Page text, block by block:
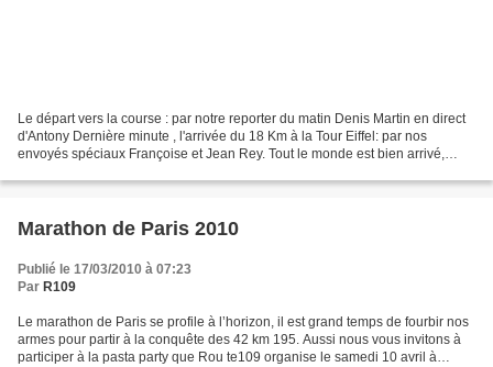
Le départ vers la course : par notre reporter du matin Denis Martin en direct
d'Antony Dernière minute , l'arrivée du 18 Km à la Tour Eiffel: par nos
envoyés spéciaux Françoise et Jean Rey. Tout le monde est bien arrivé,
Marathon de Paris 2010
Publié le 17/03/2010 à 07:23
Par R109
Le marathon de Paris se profile à l’horizon, il est grand temps de fourbir nos
armes pour partir à la conquête des 42 km 195. Aussi nous vous invitons à
participer à la pasta party que Rou te109 organise le samedi 10 avril à